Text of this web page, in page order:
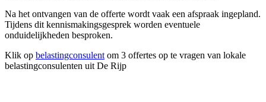
Na het ontvangen van de offerte wordt vaak een afspraak ingepland.
Tijdens dit kennismakingsgesprek worden eventuele
onduidelijkheden besproken.
Klik op belastingconsulent om 3 offertes op te vragen van lokale
belastingconsulenten uit De Rijp